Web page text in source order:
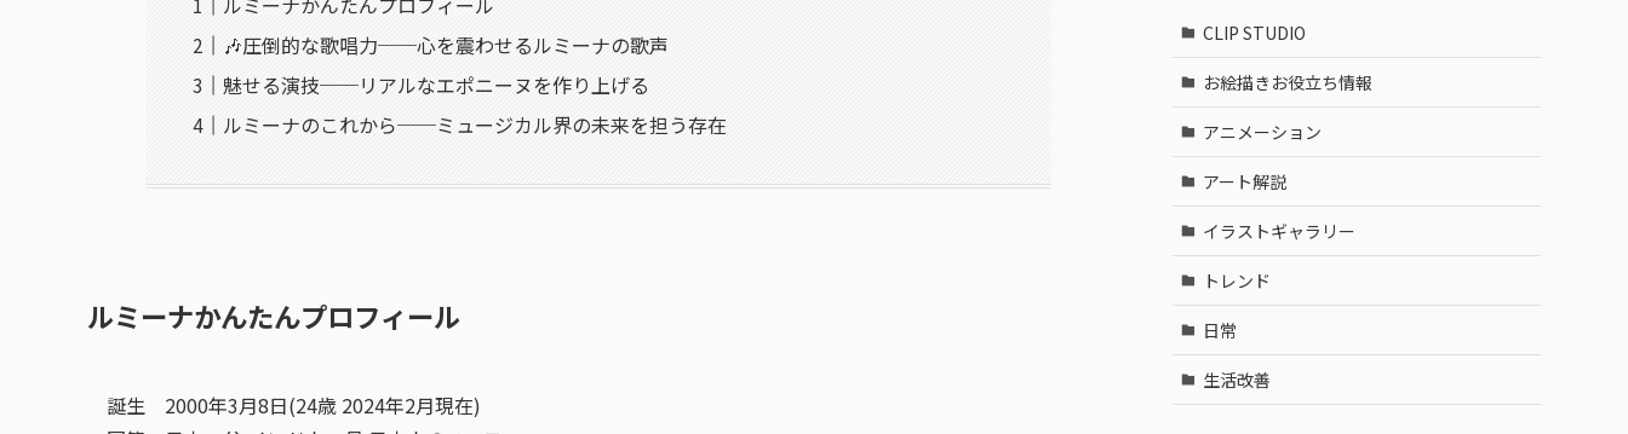
🎶圧倒的な歌唱力──心を震わせるルミーナの歌声
魅せる演技──リアルなエポニーヌを作り上げる
ルミーナのこれから──ミュージカル界の未来を担う存在
ルミーナかんたんプロフィール
誕生 2000年3月8日(24歳 2024年2月現在)
CLIP STUDIO
お絵描きお役立ち情報
アニメーション
アート解説
イラストギャラリー
トレンド
日常
生活改善